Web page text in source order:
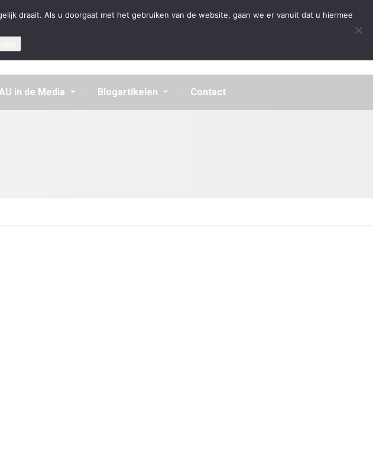
Algemene Voorwaarden Disclaimer Privacybeleid
in de Media Blogartikelen Contact
draait. Als u doorgaat met het gebruiken van de website, gaan we er vanuit dat u hiermee